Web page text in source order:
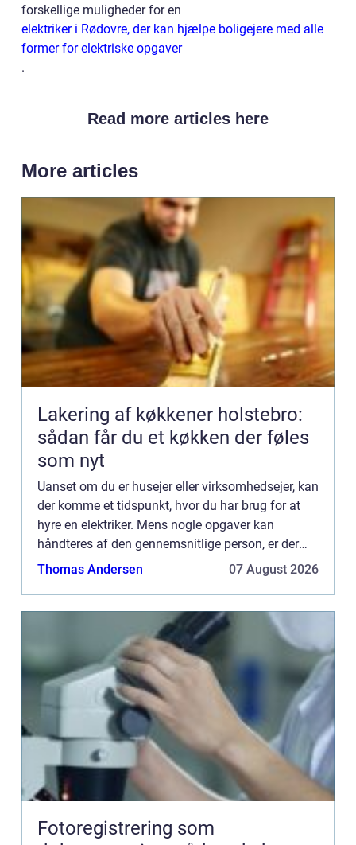
forskellige muligheder for en
elektriker i Rødovre, der kan hjælpe boligejere med alle
former for elektriske opgaver
.
Read more articles here
More articles
Lakering af køkkener holstebro:
sådan får du et køkken der føles
som nyt
Uanset om du er husejer eller virksomhedsejer, kan
der komme et tidspunkt, hvor du har brug for at
hyre en elektriker. Mens nogle opgaver kan
håndteres af den gennemsnitlige person, er der
andre opgaver, som det er bedst at overlade til de
Thomas Andersen 07 August 2026
Fotoregistrering som